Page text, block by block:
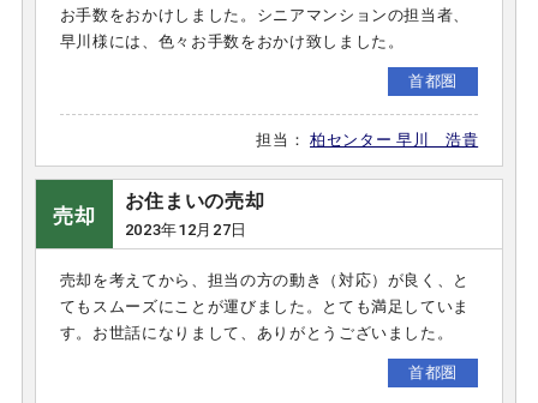
お手数をおかけしました。シニアマンションの担当者、
早川様には、色々お手数をおかけ致しました。
首都圏
担当：柏センター 早川 浩貴
売却
お住まいの売却
2023年12月27日
売却を考えてから、担当の方の動き（対応）が良く、と
てもスムーズにことが運びました。とても満足していま
す。お世話になりまして、ありがとうございました。
首都圏